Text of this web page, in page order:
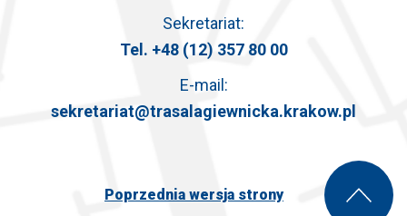
Sekretariat:
Tel. +48 (12) 357 80 00
E-mail:
sekretariat@trasalagiewnicka.krakow.pl
Poprzednia wersja strony